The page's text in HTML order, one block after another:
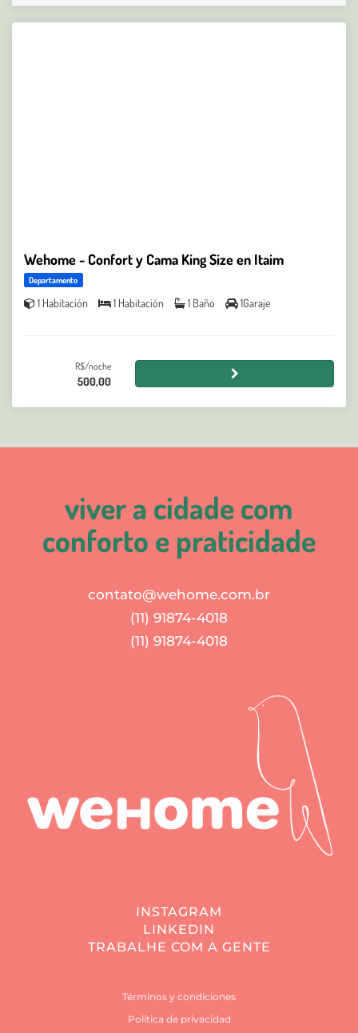
Wehome - Confort y Cama King Size en Itaim
Departamento
1 Habitación 1 Habitación 1 Baño 1Garaje
R$/noche
500,00
viver a cidade com
conforto e praticidade
contato@wehome.com.br
(11) 91874-4018
(11) 91874-4018
Términos y condiciones
Política de privacidad
INSTAGRAM
LINKEDIN
TRABALHE COM A GENTE